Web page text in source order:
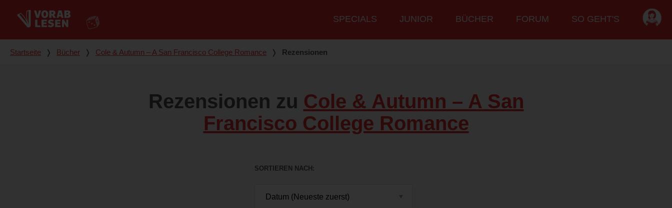
Hauptmenü
SPECIALS JUNIOR BÜCHER FORUM SO GEHT'S
Du bist hier
Startseite ❭ Bücher ❭ Cole & Autumn – A San Francisco College Romance ❭ Rezensionen
Rezensionen zu Cole & Autumn – A San
Francisco College Romance
SORTIEREN NACH